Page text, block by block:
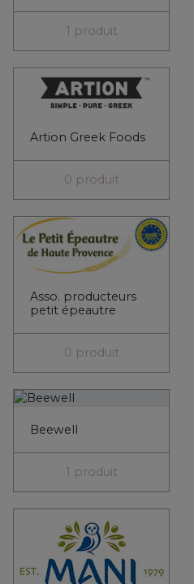
1 produit
Artion Greek Foods
0 produit
Asso. producteurs
petit épeautre
0 produit
Beewell
1 produit